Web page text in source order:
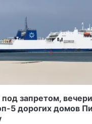
под запретом,
5 дорогих домов